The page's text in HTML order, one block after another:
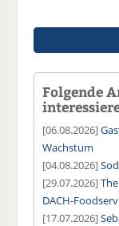
Folgende
[06.08.2026]
Wachstum
[04.08.2026]
[29.07.2026]
DACH-
[17.07.2026]